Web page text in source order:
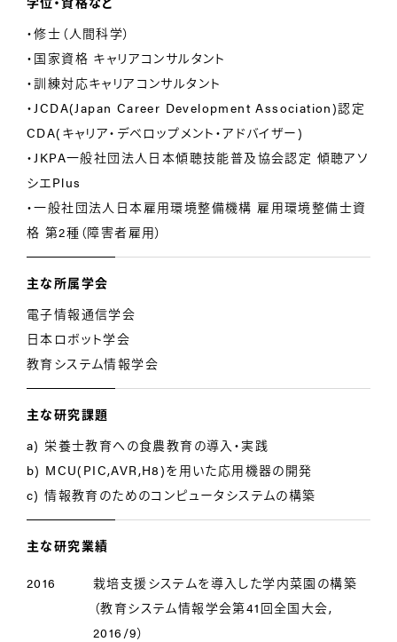
・修士（人間科学）
・国家資格 キャリアコンサルタント
・訓練対応キャリアコンサルタント
・JCDA(Japan Career Development Association)認定
CDA(キャリア・デベロップメント・アドバイザー)
・JKPA一般社団法人日本傾聴技能普及協会認定 傾聴アソ
シエPlus
・一般社団法人日本雇用環境整備機構 雇用環境整備士資
格 第2種（障害者雇用）
主な所属学会
電子情報通信学会
日本ロボット学会
教育システム情報学会
主な研究課題
a) 栄養士教育への食農教育の導入・実践
b) MCU(PIC,AVR,H8)を用いた応用機器の開発
c) 情報教育のためのコンピュータシステムの構築
主な研究業績
2016
栽培支援システムを導入した学内菜園の構築
（教育システム情報学会第41回全国大会,
2016/9）